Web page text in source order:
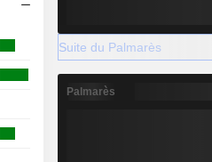
Suite du Palmarès
Palmarès